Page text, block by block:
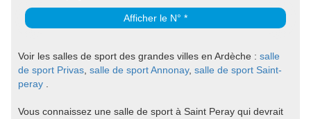
Afficher le N° *
Voir les salles de sport des grandes villes en Ardèche : salle
de sport Privas salle de sport Annonay, salle de sport Saint-
peray
Vous connaissez une salle de sport à Saint Peray qui devrait